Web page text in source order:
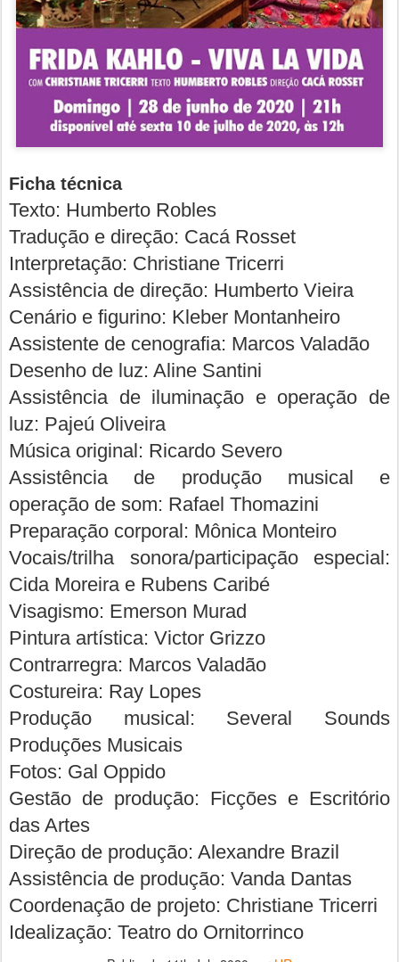
Ficha técnica
Texto: Humberto Robles
Tradução e direção: Cacá Rosset
Interpretação: Christiane Tricerri
Assistência de direção: Humberto Vieira
Cenário e figurino: Kleber Montanheiro
Assistente de cenografia: Marcos Valadão
Desenho de luz: Aline Santini
Assistência de iluminação e operação de
luz: Pajeú Oliveira
Música original: Ricardo Severo
Assistência de produção musical e
operação de som: Rafael Thomazini
Preparação corporal: Mônica Monteiro
Vocais/trilha sonora/participação especial:
Cida Moreira e Rubens Caribé
Visagismo: Emerson Murad
Pintura artística: Victor Grizzo
Contrarregra: Marcos Valadão
Costureira: Ray Lopes
Produção musical: Several Sounds
Produções Musicais
Fotos: Gal Oppido
Gestão de produção: Ficções e Escritório
das Artes
Direção de produção: Alexandre Brazil
Assistência de produção: Vanda Dantas
Coordenação de projeto: Christiane Tricerri
Idealização: Teatro do Ornitorrinco